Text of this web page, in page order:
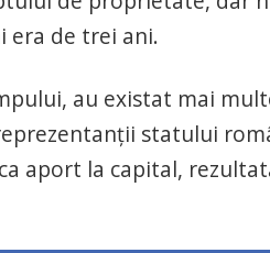
era de trei ani.
au existat mai
statului
aport la capital,